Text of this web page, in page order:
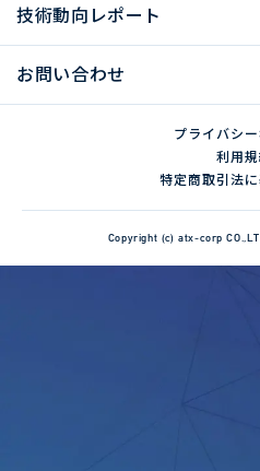
技術動向レポート
お問い合わせ
プライバシ
利用
特定商取引法
Copyright (c) atx-corp